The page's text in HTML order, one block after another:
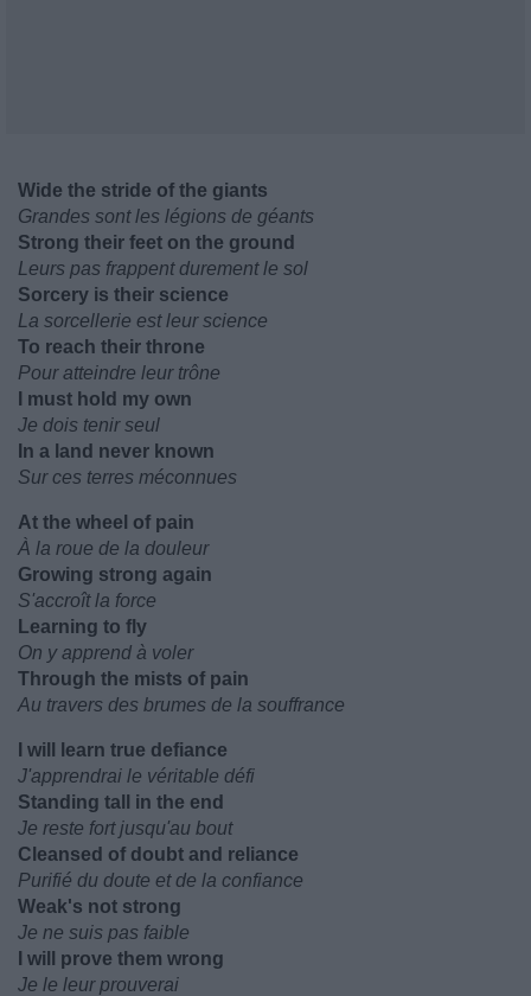
Wide the stride of the giants
Grandes sont les légions de géants
Strong their feet on the ground
Leurs pas frappent durement le sol
Sorcery is their science
La sorcellerie est leur science
To reach their throne
Pour atteindre leur trône
I must hold my own
Je dois tenir seul
In a land never known
Sur ces terres méconnues
At the wheel of pain
À la roue de la douleur
Growing strong again
S'accroît la force
Learning to fly
On y apprend à voler
Through the mists of pain
Au travers des brumes de la souffrance
I will learn true defiance
J'apprendrai le véritable défi
Standing tall in the end
Je reste fort jusqu'au bout
Cleansed of doubt and reliance
Purifié du doute et de la confiance
Weak's not strong
Je ne suis pas faible
I will prove them wrong
Je le leur prouverai